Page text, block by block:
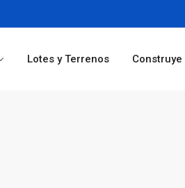
Lotes y Terrenos